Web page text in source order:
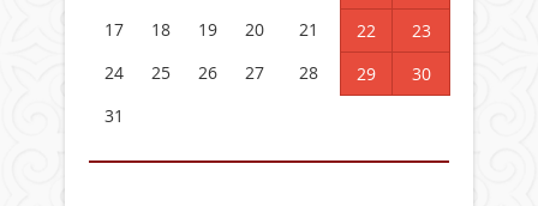
17
18 19 20 21 22
23
24
25 26 27 28 29
30
31